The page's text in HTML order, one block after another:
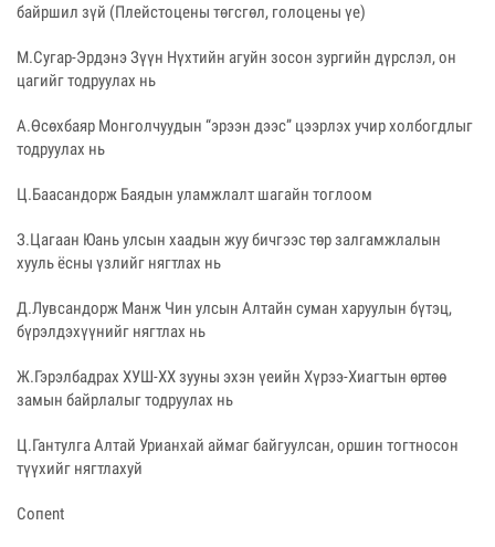
байршил зүй (Плейстоцены төгсгөл, голоцены үе)
М.Сугар-Эрдэнэ Зүүн Нүхтийн агуйн зосон зургийн дүрслэл, он
цагийг тодруулах нь
А.Өсөхбаяр Монголчуудын “эрээн дээс” цээрлэх учир холбогдлыг
тодруулах нь
Ц.Баасандорж Баядын уламжлалт шагайн тоглоом
З.Цагаан Юань улсын хаадын жуу бичгээс төр залгамжлалын
хууль ёсны үзлийг нягтлах нь
Д.Лувсандорж Манж Чин улсын Алтайн суман харуулын бүтэц,
бүрэлдэхүүнийг нягтлах нь
Ж.Гэрэлбадрах ХУШ-ХХ зууны эхэн үеийн Хүрээ-Хиагтын өртөө
замын байрлалыг тодруулах нь
Ц.Гантулга Алтай Урианхай аймаг байгуулсан, оршин тогтносон
түүхийг нягтлахуй
Сопent